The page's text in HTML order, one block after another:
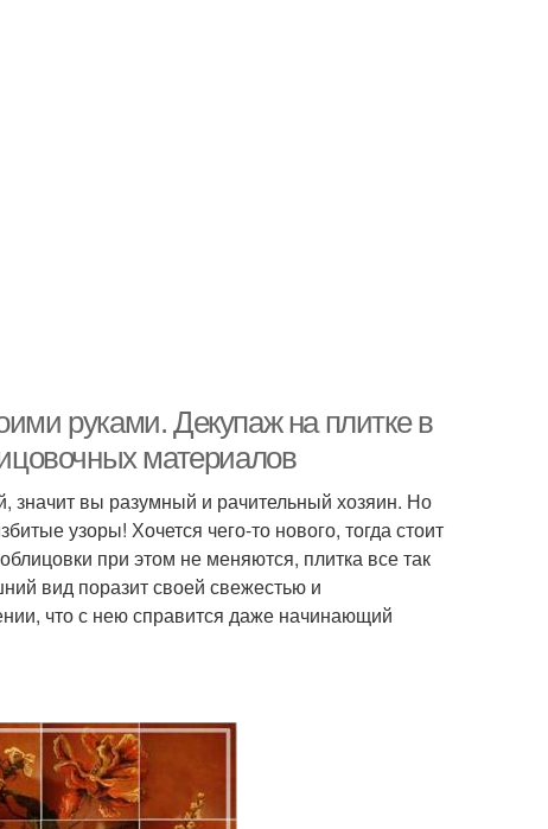
руками. Декупаж на плитке в
материалов
вы разумный и рачительный хозяин. Но
узоры! Хочется чего-то нового, тогда стоит
при этом не меняются, плитка все так
вид поразит своей свежестью и
что с нею справится даже начинающий